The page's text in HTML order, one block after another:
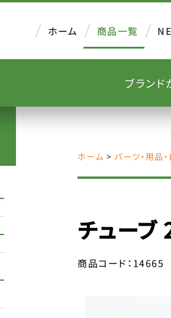
ホーム 商品一覧
ブランド
ホーム > パーツ・用品
チュー
商品コード： 14665